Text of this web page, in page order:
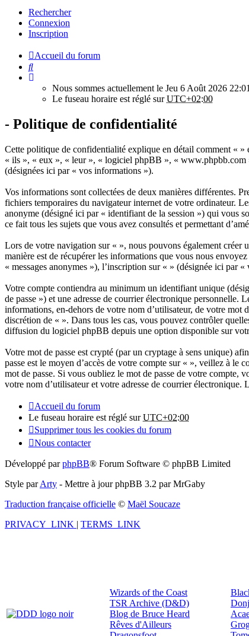
Rechercher
Connexion
Inscription
Accueil du forum
Rechercher
Nous sommes actuellement le Jeu 6 Août 2026
Le fuseau horaire est réglé surUTC+02:00
- Politique de confidentialité
Cette politique de confidentialité explique en détail comment «
« ils », « eux », « leur », « logiciel phpBB », « www.phpbb.com
(désignées ici par « vos informations »).
Vos informations sont collectées de deux manières différentes.
fichiers temporaires du navigateur internet de votre ordinateur.
anonyme (désigné ici par « identifiant de la session ») qui vous
ce fait tous les sujets que vous avez consultés et permettant
Lors de votre navigation sur « », nous pouvons également créer
manière est de récupérer les informations que vous nous
« messages anonymes »), l’inscription sur « » (désignée ici par
Votre compte contiendra au minimum un identifiant unique
de passe ») et une adresse de courrier électronique personnelle.
informations, en-dehors de votre nom d’utilisateur, de votre mot
discrétion de « ». Dans tous les cas, vous pouvez contrôler
diffusion du logiciel phpBB depuis une option disponible sur
Votre mot de passe est crypté (par un cryptage à sens unique)
passe est le moyen d’accès de votre compte sur « », veillez à
mot de passe. Si vous oubliez le mot de passe de votre compte,
votre nom d’utilisateur et votre adresse de courrier
Accueil du forum
Le fuseau horaire est réglé surUTC+02:00
Supprimer tous les cookies du forum
Nous contacter
Développé parphpBB® Forum Software © phpBB Limited
Style parArty - Mettre à jour phpBB 3.2 par MrGaby
Traduction française officielle © Maël Soucaze
PRIVACY_LINK | TERMS_LINK
Wizards of the Coast
TSR Archive (D&D)
Blog de Bruce Heard
Rêves d'Ailleurs